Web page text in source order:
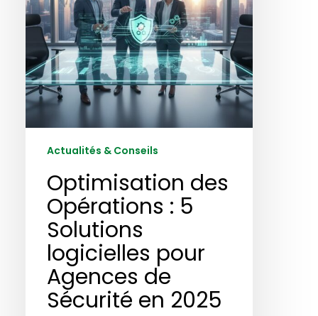
logicielles
pour
Agences
de
Sécurité
en
2025
Actualités & Conseils
Optimisation des
Opérations : 5
Solutions
logicielles pour
Agences de
Sécurité en 2025